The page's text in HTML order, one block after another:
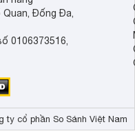
Quan, Đống Đa,
0106373516,
ty cổ phần So Sánh Việt Nam